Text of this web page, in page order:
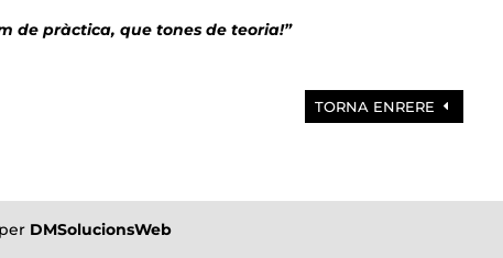
de pràctica, que tones de teoria!”
TORNA ENRERE
DMSolucionsWeb